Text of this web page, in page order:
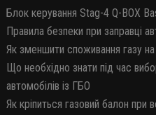
Блок керування Stag-4 Q-BOX
Правила безпеки при заправці
Як зменшити споживання газу
Що необхідно знати під час
автомобілів із ГБО
Як кріпиться газовий балон при